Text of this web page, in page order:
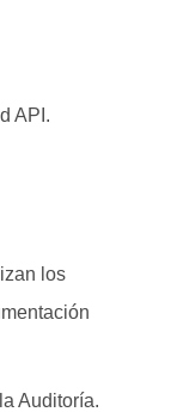
API.
los
Auditoría.